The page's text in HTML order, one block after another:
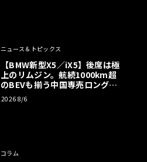
ニュース＆トピックス
【BMW新型X5／iX5】後席は極
上のリムジン。航続1000km超
のBEVも揃う中国専売ロング仕
様の全貌
2026 8/6
コラム